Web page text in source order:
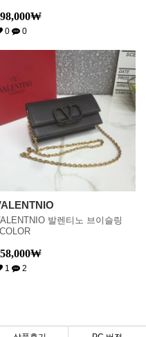
₩
0 0
발렌티노 브이슬링
₩
1 2